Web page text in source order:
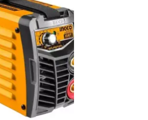
Añadir
a la
lista de
deseos